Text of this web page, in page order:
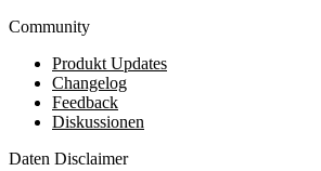
Community
Produkt Updates
Changelog
Feedback
Diskussionen
Daten Disclaimer